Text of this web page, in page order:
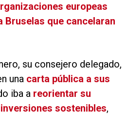
europeas
Bruselas que cancelaran
su consejero delegado,
una carta pública a sus
iba a reorientar su
sostenibles,